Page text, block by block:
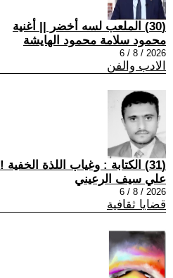
(30) الملعب لسه أخضر || أغنية
محمود سلامة محمود الهايشة
2026 / 8 / 6
الادب والفن
(31) الكتابة : وغياب اللذة الخفية !!
علي سيف الرعيني
2026 / 8 / 6
قضايا ثقافية